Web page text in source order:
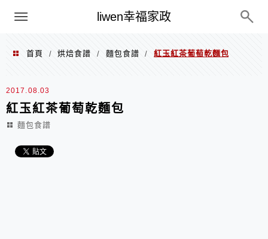
liwen幸福家政
menu
首頁 / 烘焙食譜 / 麵包食譜 / 紅玉紅茶葡萄乾麵包
2017.08.03
紅玉紅茶葡萄乾麵包
麵包食譜